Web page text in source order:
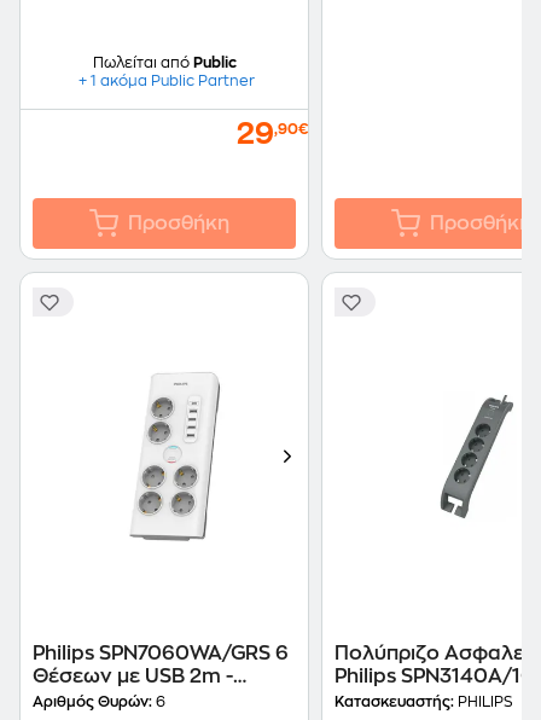
Πωλείται από Public
+ 1 ακόμα Public Partner
29,90€
Προσθήκη Προσθήκη
Philips SPN7060WA/GRS 6
Θέσεων με USB 2m -
Λευκό
Αριθμός Θυρών: 6
Πολύπριζο
Philips SPN3140A/10
Θέσεων 2m - Γκρι
Κατασκευαστής: PHILIPS